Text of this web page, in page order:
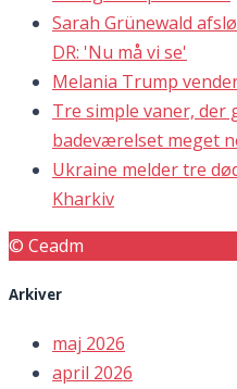
Sarah Grünewald
DR: 'Nu må vi se'
Melania Trump
Tre simple vaner, der
badeværelset meget
Ukraine melder tre
Kharkiv
© Ceadm
Arkiver
maj 2026
april 2026